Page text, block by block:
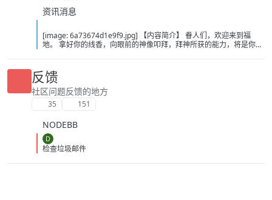
资讯消息
[image: 6a73674d1e9f9.jpg] 【内容简介】 眷人们，欢迎来到福
地。 拿好你的线香，向眼前的神像叩拜，拜神所获的能力，将是你们
悲剧轮回…… 【作者简介】 作者：幻梦猎人，起点中文网作者，代表
作品：《灾厄收容所》《诡异分解指南》《天灾疯人院》《基因收容
所》等 【下载地址】 百度：
https://pan.baidu.com/s/1CTpsB1_Ju5NwzAhO0MvwZQ?pwd=9a1v
夸克：https://pan.quark.cn/s/ffe07719ebb3?pwd=aUYh 移动：
反馈
社区问题反馈的地方
35 151
NODEBB
D
检查垃圾邮件